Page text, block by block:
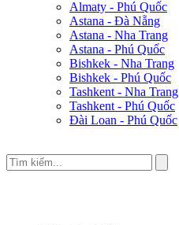
Almaty - Phú Quốc
Astana - Đà Nẵng
Astana - Nha Trang
Astana - Phú Quốc
Bishkek - Nha Trang
Bishkek - Phú Quốc
Tashkent - Nha Trang
Tashkent - Phú Quốc
Đài Loan - Phú Quốc